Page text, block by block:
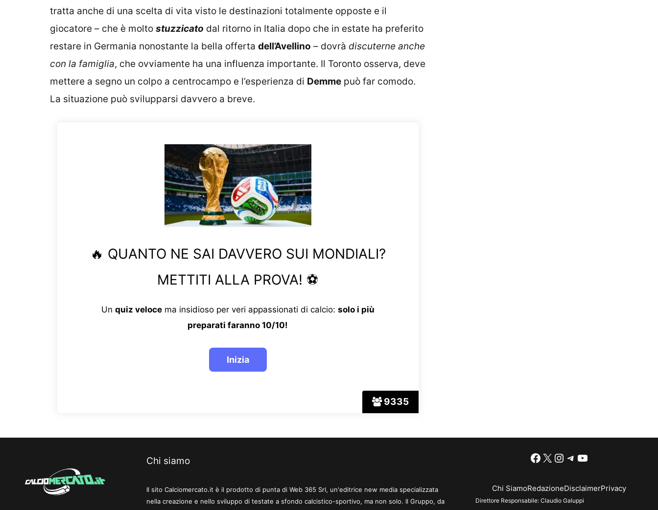
tratta anche di una scelta di vita visto le destinazioni totalmente opposte e il
giocatore – che è molto stuzzicato dal ritorno in Italia dopo che in estate ha preferito
restare in Germania nonostante la bella offerta dell’Avellino – dovrà discuterne anche
con la famiglia, che ovviamente ha una influenza importante. Il Toronto osserva, deve
mettere a segno un colpo a centrocampo e l’esperienza di Demme può far comodo.
La situazione può svilupparsi davvero a breve.
9335
🔥 QUANTO NE SAI DAVVERO SUI MONDIALI?
METTITI ALLA PROVA! ⚽
Un quiz velocema insidioso per veri appassionati di calcio: solo i più
preparati faranno 10/10!
Chi siamo
Il sito Calciomercato.it è il prodotto di punta di Web 365 Srl, un'editrice new media specializzata
nella creazione e nello sviluppo di testate a sfondo calcistico-sportivo, ma non solo. Il Gruppo, da
Facebook
X Instagram
Telegram
YouTube
Chi SiamoRedazioneDisclaimerPrivacy
Direttore Responsabile: Claudio Galuppi